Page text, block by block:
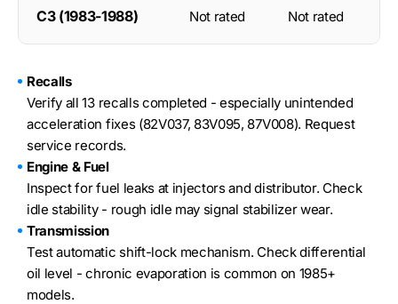
C3 (1983-1988) Not rated Not rated
Recalls
Verify all 13 recalls completed - especially unintended
acceleration fixes (82V037, 83V095, 87V008). Request
service records.
Engine & Fuel
Inspect for fuel leaks at injectors and distributor. Check
idle stability - rough idle may signal stabilizer wear.
Transmission
Test automatic shift-lock mechanism. Check differential
oil level - chronic evaporation is common on 1985+
models.